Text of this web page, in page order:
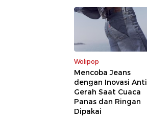
Wolipop
Mencoba Jeans
dengan Inovasi Anti
Gerah Saat Cuaca
Panas dan Ringan
Dipakai